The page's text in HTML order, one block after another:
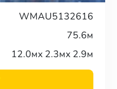
WMAU5132616
75.6м
12.0мx 2.3мx 2.9м